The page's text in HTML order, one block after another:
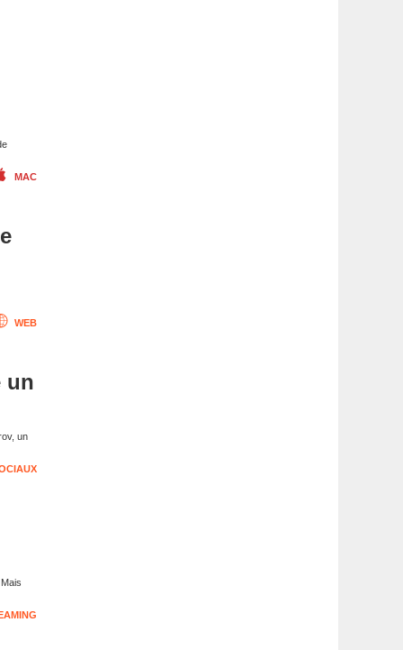
MAC
WEB
un
un